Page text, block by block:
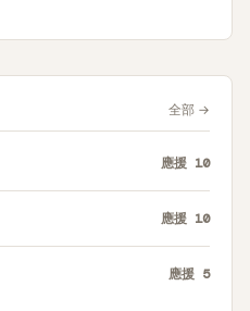
全部 →
應援 10
應援 10
應援 5